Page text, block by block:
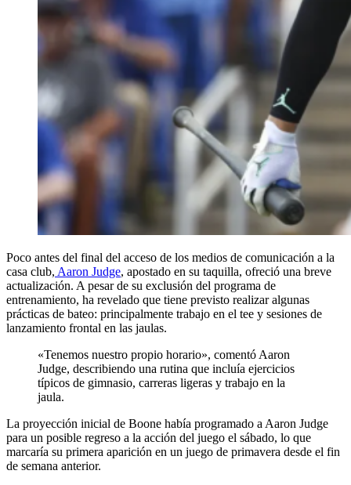
Poco antes del final del acceso de los medios de comunicación a la
casa club, Aaron Judge, apostado en su taquilla, ofreció una breve
actualización. A pesar de su exclusión del programa de
entrenamiento, ha revelado que tiene previsto realizar algunas
prácticas de bateo: principalmente trabajo en el tee y sesiones de
lanzamiento frontal en las jaulas.
«Tenemos nuestro propio horario», comentó Aaron
Judge, describiendo una rutina que incluía ejercicios
típicos de gimnasio, carreras ligeras y trabajo en la
jaula.
La proyección inicial de Boone había programado a Aaron Judge
para un posible regreso a la acción del juego el sábado, lo que
marcaría su primera aparición en un juego de primavera desde el fin
de semana anterior.